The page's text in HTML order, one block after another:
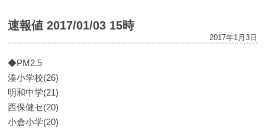
速報値 2017/01/03 15時
2017年1月3日
◆PM2.5
湊小学校(26)
明和中学(21)
西保健セ(20)
小倉小学(20)